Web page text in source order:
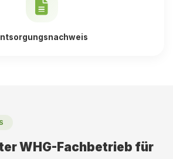
WHG-Fachbetrieb für